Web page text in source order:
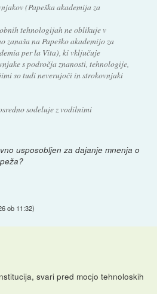
(Papeška akademija za
tehnologijah ne oblikuje v
zanaša na Papeško akademijo za
per la Vita), ki vključuje
s področja znanosti, tehnologije,
so tudi neverujoči in strokovnjaki
sodeluje z vodilnimi
usposobljen za dajanje mnenja o
ob 11:32)
svari pred mocjo tehnoloskih